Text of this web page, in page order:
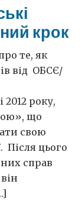
крок
те, як
від ОБСЄ/
року,
що
свою
Після цього
справ